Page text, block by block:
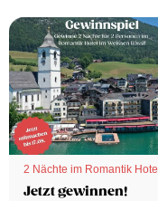
2 Nächte im Romantik Hotel
Jetzt gewinnen!